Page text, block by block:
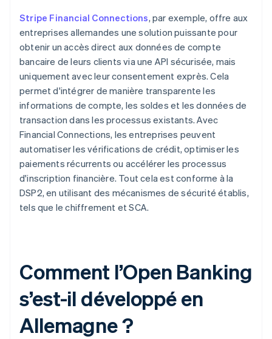
Stripe Financial Connections, par exemple, offre aux
entreprises allemandes une solution puissante pour
obtenir un accès direct aux données de compte
bancaire de leurs clients via une API sécurisée, mais
uniquement avec leur consentement exprès. Cela
permet d'intégrer de manière transparente les
informations de compte, les soldes et les données de
transaction dans les processus existants. Avec
Financial Connections, les entreprises peuvent
automatiser les vérifications de crédit, optimiser les
paiements récurrents ou accélérer les processus
d'inscription financière. Tout cela est conforme à la
DSP2, en utilisant des mécanismes de sécurité établis,
tels que le chiffrement et SCA.
Comment l’Open Banking
s’est-il développé en
Allemagne ?